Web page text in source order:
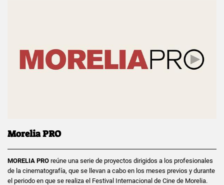
Morelia PRO
MORELIA PRO reúne una serie de proyectos dirigidos a los profesionales
de la cinematografía, que se llevan a cabo en los meses previos y durante
el periodo en que se realiza el Festival Internacional de Cine de Morelia.